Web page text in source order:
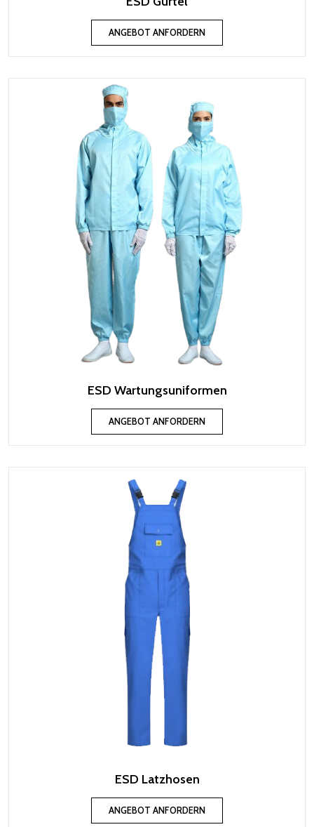
ANGEBOT ANFORDERN
ESD Wartungsuniformen
ANGEBOT ANFORDERN
ESD Latzhosen
ANGEBOT ANFORDERN